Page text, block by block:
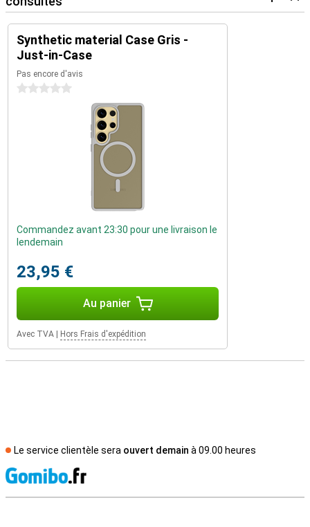
Synthetic material Case Gris -
Just-in-Case
Pas encore d'avis
0 étoiles
Commandez avant 23:30 pour une livraison le
lendemain
23,95 €
Au panier
Avec TVA Hors Frais d'expédition
Le service clientèle sera ouvert demain à 09.00 heures